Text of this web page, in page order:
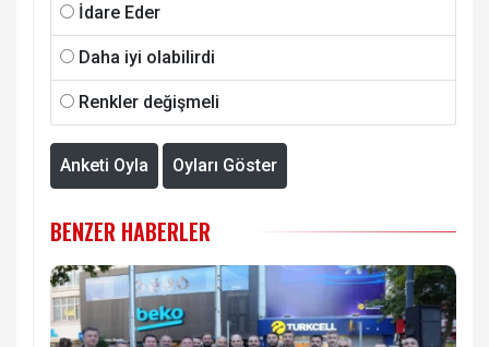
İdare Eder
Daha iyi olabilirdi
Renkler değişmeli
Anketi Oyla Oyları Göster
BENZER HABERLER